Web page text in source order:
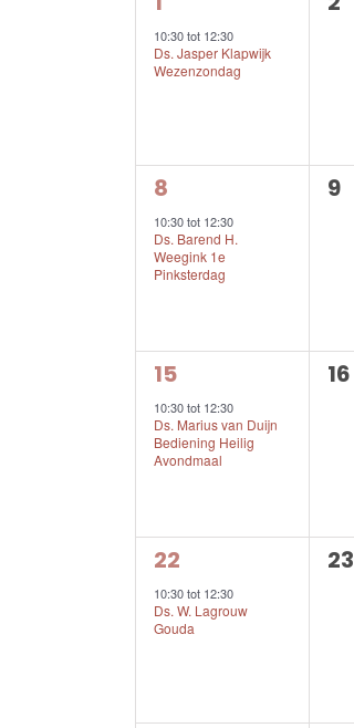
Evenementen
evenement,
10:30tot 12:30
Ds. Jasper Klapwijk
Wezenzondag
1
evenement,
8
10:30tot 12:30
Ds. Barend H.
Weegink 1e
Pinksterdag
0
9
1
evenement,
15
10:30tot 12:30
Ds. Marius van Duijn
Bediening Heilig
Avondmaal
0
16
1
evenement,
22
10:30tot 12:30
Ds. W. Lagrouw
Gouda
0
23